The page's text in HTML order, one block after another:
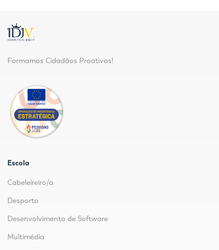
Formamos Cidadãos Proativos!
Escola
Cabeleireiro/a
Desporto
Desenvolvimento de Software
Multimédia